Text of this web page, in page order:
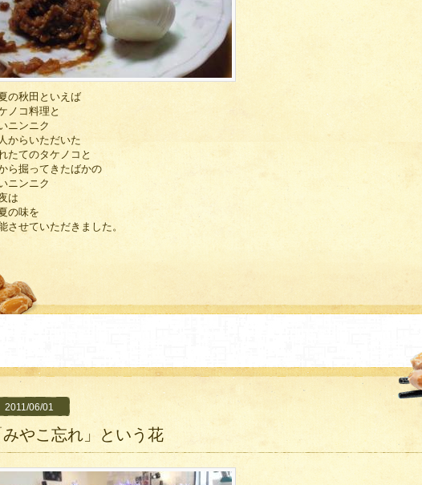
の秋田といえば
ノコ料理と
ニンニク
からいただいた
たてのタケノコと
ら掘ってきたばかの
ニンニク
は
の味を
させていただきました。
2011/06/01
みやこ忘れ」という花